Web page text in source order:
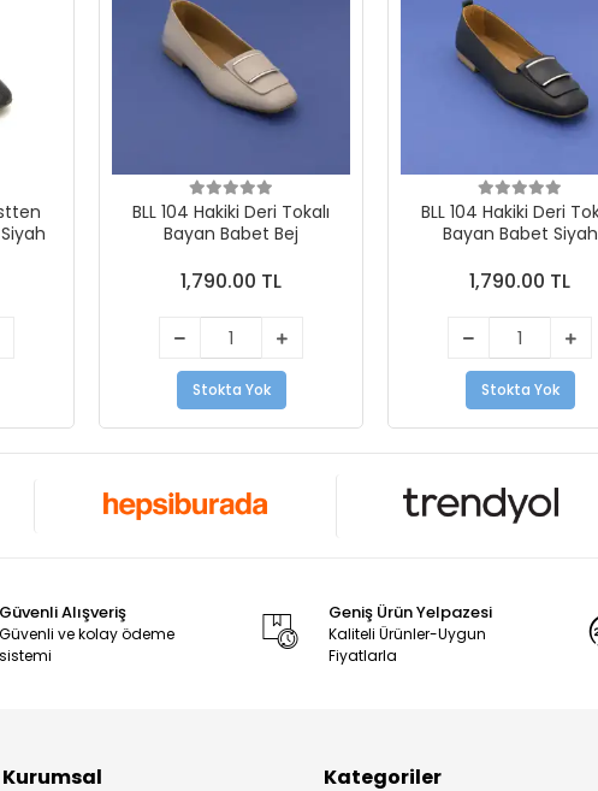
BLL 104 Hakiki Deri Tokalı
Bayan Babet Bej
1,790.00 TL
Stokta Yok
BLL 104 Hakiki Deri Tokalı
Bayan Babet Siyah
1,790.00 TL
Stokta Yok
Güvenli Alışveriş
Güvenli ve kolay ödeme
sistemi
Geniş Ürün Yelpazesi
Kaliteli Ürünler-Uygun
Fiyatlarla
Kurumsal Kategoriler